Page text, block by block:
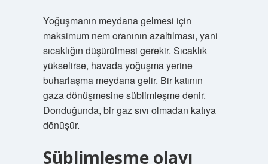
Yoğuşmanın meydana gelmesi için
maksimum nem oranının azaltılması, yani
sıcaklığın düşürülmesi gerekir. Sıcaklık
yükselirse, havada yoğuşma yerine
buharlaşma meydana gelir. Bir katının
gaza dönüşmesine süblimleşme denir.
Donduğunda, bir gaz sıvı olmadan katıya
dönüşür.
Süblimleşme olayı